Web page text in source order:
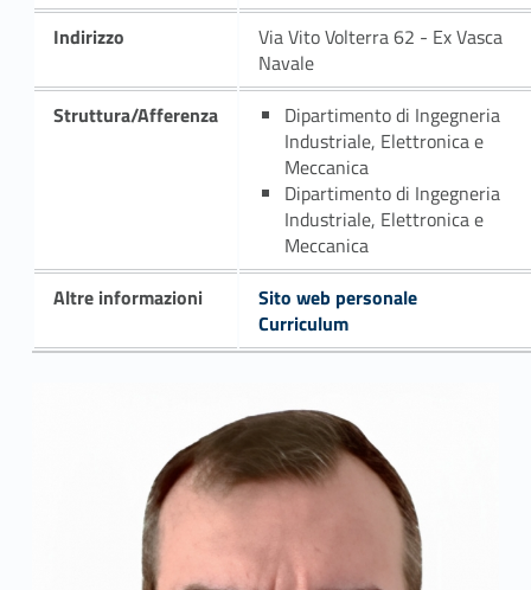
Indirizzo
Via Vito Volterra 62 - Ex Vasca
Navale
Struttura/Afferenza
Dipartimento di Ingegneria
Industriale, Elettronica e
Meccanica
Dipartimento di Ingegneria
Industriale, Elettronica e
Meccanica
Altre informazioni
Sito web personale
Curriculum